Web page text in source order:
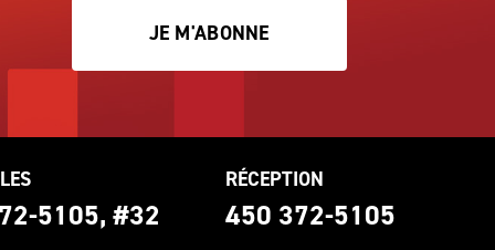
JE M'ABONNE
5105, #32
RÉCEPTION
450 372-5105